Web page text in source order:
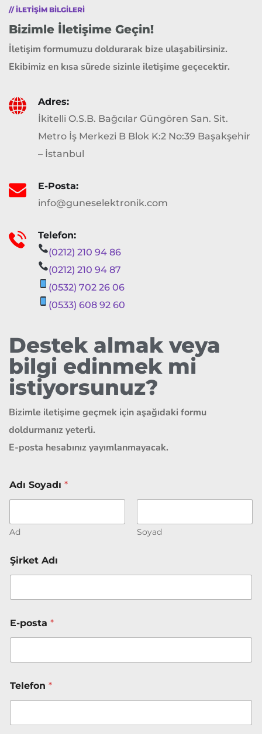
// ILETIŞIM BILGILERI
Bizimle İletişime Geçin!
İletişim formumuzu doldurarak bize ulaşabilirsiniz.
Ekibimiz en kısa sürede sizinle iletişime geçecektir.
Adres:
İkitelli O.S.B. Bağcılar Güngören San. Sit.
Metro İş Merkezi B Blok K:2 No:39 Başakşehir
– İstanbul
E-Posta:
info@guneselektronik.com
Telefon:
(0212) 210 94 86
(0212) 210 94 87
(0532) 702 26 06
(0533) 608 92 60
Destek almak veya
bilgi edinmek mi
istiyorsunuz?
Bizimle iletişime geçmek için aşağıdaki formu
doldurmanız yeterli.
E-posta hesabınız yayımlanmayacak.
Adı Soyadı *
Ad Soyad
D
e
k
*
Şirket Adı
E-posta *
Telefon *